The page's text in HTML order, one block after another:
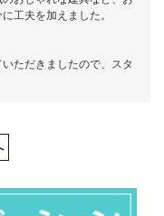
工夫を加えました。
ただきましたので、スタ